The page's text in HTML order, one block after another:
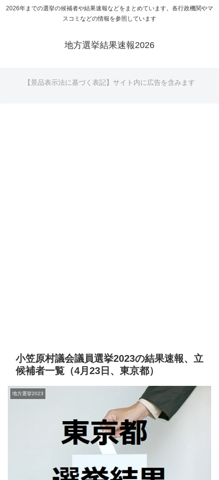
2026年までの選挙の候補者や結果速報などをまとめています。各行政機関やマ
スコミなどの情報を参照しています
地方選挙結果速報2026
【景品表示法に基づく表記】サイト内に広告を含みます
小笠原村議会議員選挙2023の結果速報、立
候補者一覧（4月23日、東京都）
地方選挙2023